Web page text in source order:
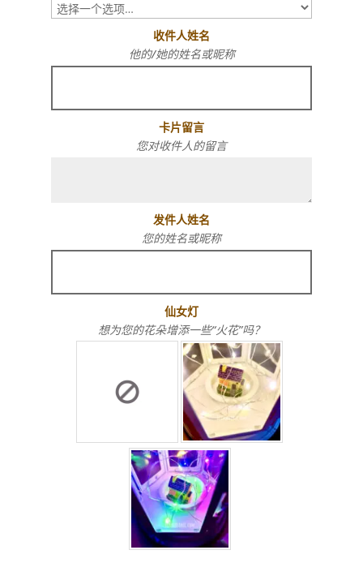
收件人姓名
他的/她的姓名或昵称
卡片留言
您对收件人的留言
发件人姓名
您的姓名或昵称
仙女灯
想为您的花朵增添一些“火花”吗？